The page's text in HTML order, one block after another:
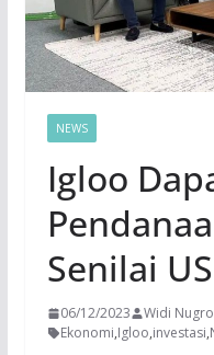
NEWS
Igloo
Senilai
06/12/2023
Widi
Ekonomi,Igloo,investasi,